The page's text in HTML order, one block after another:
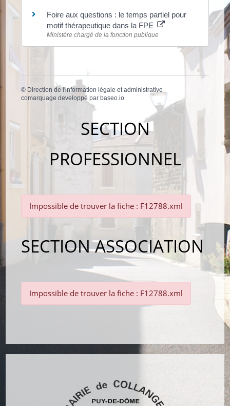
Foire aux questions : le temps partiel pour
motif thérapeutique dans la FPE
Ministère chargé de la fonction publique
© Direction de l'information légale et administrative
comarquage developpé par baseo.io
SECTION
PROFESSIONNEL
Impossible de trouver la fiche : F12788.xml
SECTION ASSOCIATION
Impossible de trouver la fiche : F12788.xml